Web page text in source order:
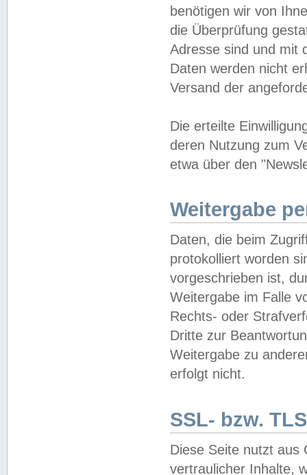
benötigen wir von
die Überprüfung
Adresse sind und mit
Daten werden nicht
Versand der
Die erteilte
deren Nutzung zum
etwa über den
Weitergabe
Daten, die beim
protokolliert worden
vorgeschrieben ist,
Weitergabe im Falle
Rechts- oder
Dritte zur
Weitergabe zu
erfolgt nicht.
SSL- bzw.
Diese Seite nutzt aus
vertraulicher Inhalte,